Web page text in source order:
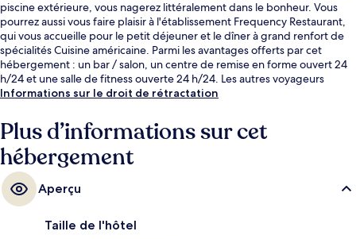
piscine extérieure, vous nagerez littéralement dans le bonheur. Vous
pourrez aussi vous faire plaisir à l'établissement Frequency Restaurant,
qui vous accueille pour le petit déjeuner et le dîner à grand renfort de
spécialités Cuisine américaine. Parmi les avantages offerts par cet
hébergement : un bar / salon, un centre de remise en forme ouvert 24
h/24 et une salle de fitness ouverte 24 h/24. Les autres voyageurs
adorent le personnel attentionné et le succulent restaurant.
Informations sur le droit de rétractation
Plus d’informations sur cet
hébergement
Aperçu
Taille de l'hôtel